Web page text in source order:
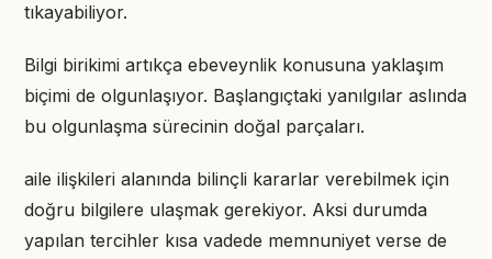
tıkayabiliyor.
Bilgi birikimi artıkça ebeveynlik konusuna yaklaşım
biçimi de olgunlaşıyor. Başlangıçtaki yanılgılar aslında
bu olgunlaşma sürecinin doğal parçaları.
aile ilişkileri alanında bilinçli kararlar verebilmek için
doğru bilgilere ulaşmak gerekiyor. Aksi durumda
yapılan tercihler kısa vadede memnuniyet verse de